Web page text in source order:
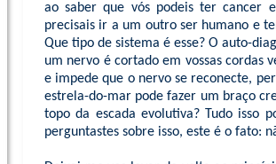
ao saber que vós podeis ter cancer
precisais ir a um outro ser humano e
Que tipo de sistema é esse? O auto-
um nervo é cortado em vossas cordas
e impede que o nervo se reconecte,
estrela-do-mar pode fazer um braço
topo da escada evolutiva? Tudo isso
perguntastes sobre isso, este é o fato: